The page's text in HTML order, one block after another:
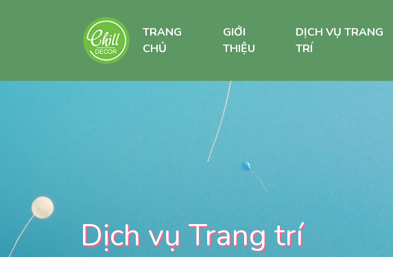
TRANG
CHỦ
GIỚI
THIỆU
DỊCH VỤ TRANG
TRÍ
Dịch vụ Trang trí